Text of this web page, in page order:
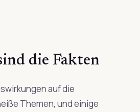
die Fakten
auf die
Themen, und einige